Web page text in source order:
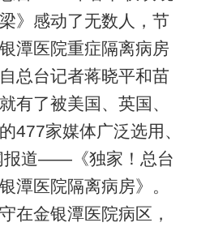
》感动了无数人，节
潭医院重症隔离病房
总台记者蒋晓平和苗
有了被美国、英国、
477家媒体广泛选用、
报道——《独家！总台
潭医院隔离病房》。
在金银潭医院病区，